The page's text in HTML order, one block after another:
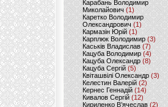
Карабань Володимир
Миколайович (1)
Каретко Володимир
Олександрович (1)
Кармазін Юрій(1)
Карплюк Володимир(3)
Каськів Владислав (7)
Кацуба Володимир (4)
Кацуба Олександр (8)
Кацуба Сергій (5)
Квіташвілі Олександр(3)
Келестин Валерій(2)
Кернес Геннадій (14)
Кивалов Сергій (12)
Кириленко В’ячеслав (2)